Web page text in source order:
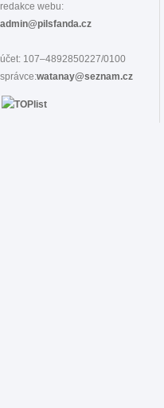
redakce webu:
admin@pilsfanda.cz
účet: 107–4892850227/0100
správce:watanay@seznam.cz